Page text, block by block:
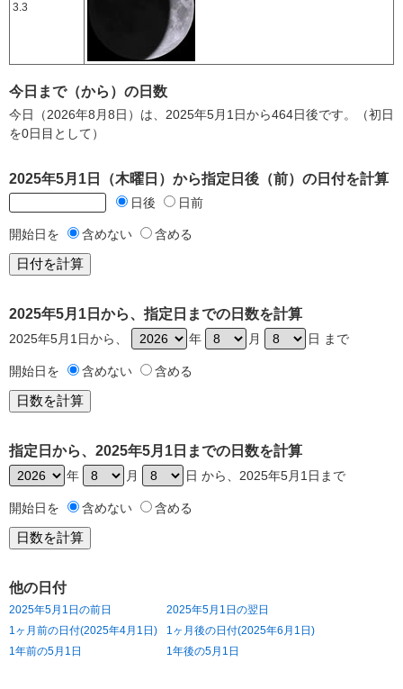
3.3
今日まで（から）の日数
今日（2026年8月8日）は、2025年5月1日から464日後です。（初日
を0日目として）
2025年5月1日（木曜日）から指定日後（前）の日付を計算
日後 日前
開始日を 含めない 含める
2025年5月1日から、指定日までの日数を計算
2025年5月1日から、 年 月 日 まで
開始日を 含めない 含める
指定日から、2025年5月1日までの日数を計算
年 月 日 から、2025年5月1日まで
開始日を 含めない 含める
他の日付
2025年5月1日の前日
2025年5月1日の翌日
1ヶ月前の日付(2025年4月1日)
1ヶ月後の日付(2025年6月1日)
1年前の5月1日
1年後の5月1日